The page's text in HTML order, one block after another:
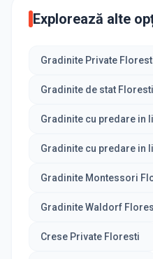
Explorează alte
Gradinite Private
Gradinite de stat Floresti
Gradinite cu predare in
Gradinite cu predare in
Gradinite Montessori
Gradinite Waldorf
Crese Private Floresti